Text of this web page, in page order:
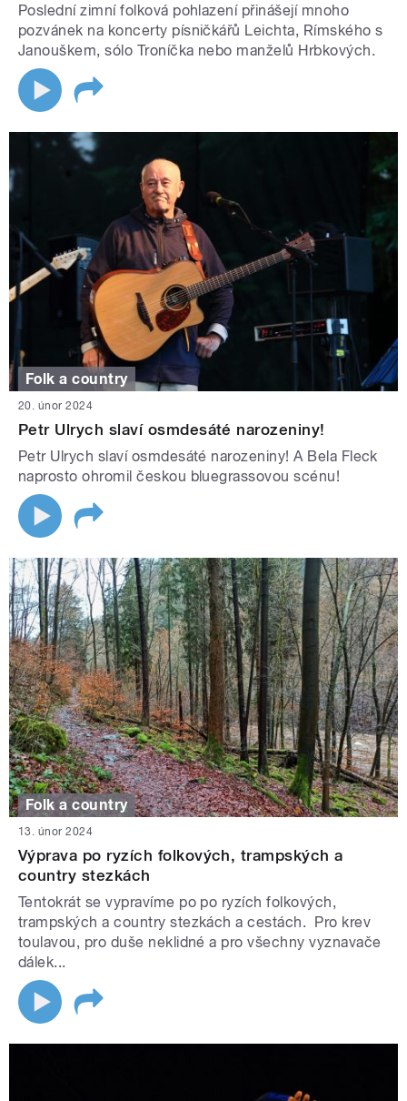
Poslední zimní folková pohlazení přinášejí mnoho
pozvánek na koncerty písničkářů Leichta, Rímského s
Janouškem, sólo Troníčka nebo manželů Hrbkových.
Folk a country
20. únor 2024
Petr Ulrych slaví osmdesáté narozeniny!
Petr Ulrych slaví osmdesáté narozeniny! A Bela Fleck
naprosto ohromil českou bluegrassovou scénu!
Folk a country
13. únor 2024
Výprava po ryzích folkových, trampských a
country stezkách
Tentokrát se vypravíme po po ryzích folkových,
trampských a country stezkách a cestách. Pro krev
toulavou, pro duše neklidné a pro všechny vyznavače
dálek...